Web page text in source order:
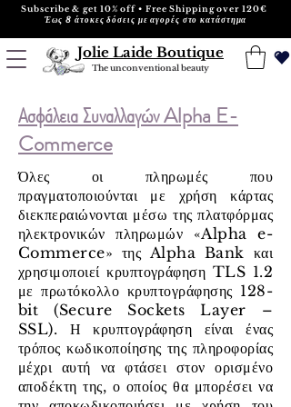
Subscribe & get 10% off • Free Shipping over 120€
Έως 8 άτοκες δόσεις με αγορές στο κατάστημα
Jolie Laide Boutique
The unconventional beauty
Ασφάλεια Συναλλαγών Alpha E-
Commerce
Όλες οι πληρωμές που
πραγματοποιούνται με χρήση κάρτας
διεκπεραιώνονται μέσω της πλατφόρμας
ηλεκτρονικών πληρωμών «Alpha e-
Commerce» της Alpha Bank και
χρησιμοποιεί κρυπτογράφηση TLS 1.2
με πρωτόκολλο κρυπτογράφησης 128-
bit (Secure Sockets Layer –
SSL). Η κρυπτογράφηση είναι ένας
τρόπος κωδικοποίησης της πληροφορίας
μέχρι αυτή να φτάσει στον ορισμένο
αποδέκτη της, ο οποίος θα μπορέσει να